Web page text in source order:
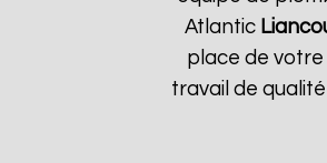
Atlantic
place de
travail de